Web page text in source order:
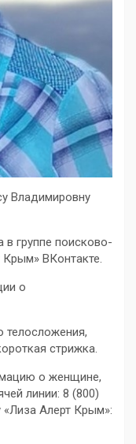
Владимировну
группе поисково-
Крым» ВКонтакте.
о
телосложения,
стрижка.
о женщине,
линии: 8 (800)
«Лиза Алерт Крым»: